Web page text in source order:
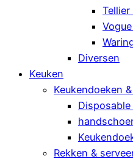
Tellier
Diversen
Keuken
Keukendoeken
Rekken &